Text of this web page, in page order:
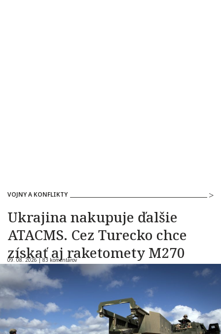
VOJNY A KONFLIKTY
Ukrajina nakupuje ďalšie
ATACMS. Cez Turecko chce
získať aj raketomety M270
09. 08. 2026 |83 komentárov